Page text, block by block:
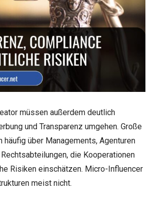
müssen außerdem deutlich
und Transparenz umgehen. Große
häufig über Managements, Agenturen
die Kooperationen
Risiken einschätzen. Micro-Influencer
meist nicht.